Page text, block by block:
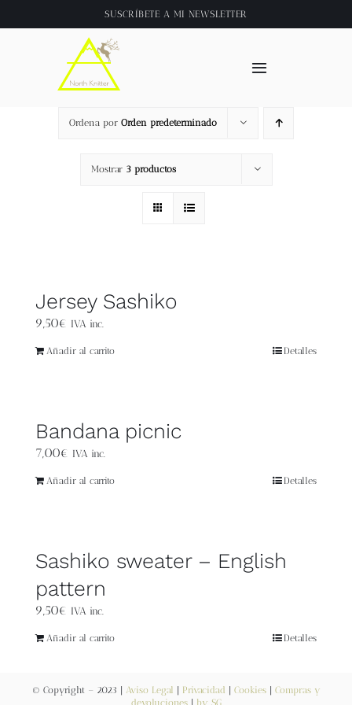
al
SUSCRÍBETE A MI NEWSLETTER
Toggle
Inicio
About
Tienda
Videos
Ordena por Orden predeterminado
Mostrar 3 productos
Jersey Sashiko
9,50€ IVA inc.
Añadir al carrito Detalles
Bandana picnic
7,00€ IVA inc.
Añadir al carrito Detalles
Sashiko sweater – English
pattern
9,50€ IVA inc.
Añadir al carrito Detalles
© Copyright – 2023 | Aviso Legal Privacidad Cookies| Compras y
devoluciones| by SG